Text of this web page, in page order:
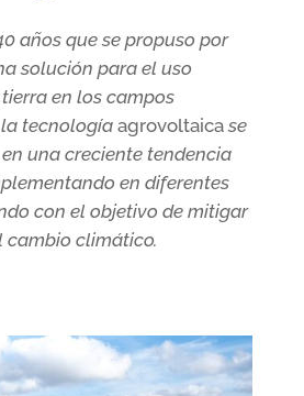
años que se propuso por
solución para el uso
en los campos
tecnologíaagrovoltaicase
una creciente tendencia
en diferentes
con el objetivo de mitigar
cambio climático.